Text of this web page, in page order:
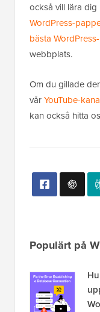
också vill lära dig
WordPress-
bästa
webbplats.
Om du gillade
vårYouTube-
kan också hitta
Populärt på